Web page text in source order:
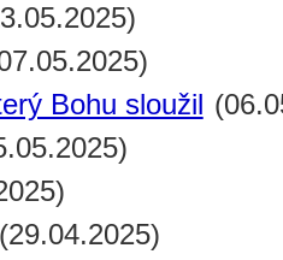
Bohu sloužil
(29.04.2025)